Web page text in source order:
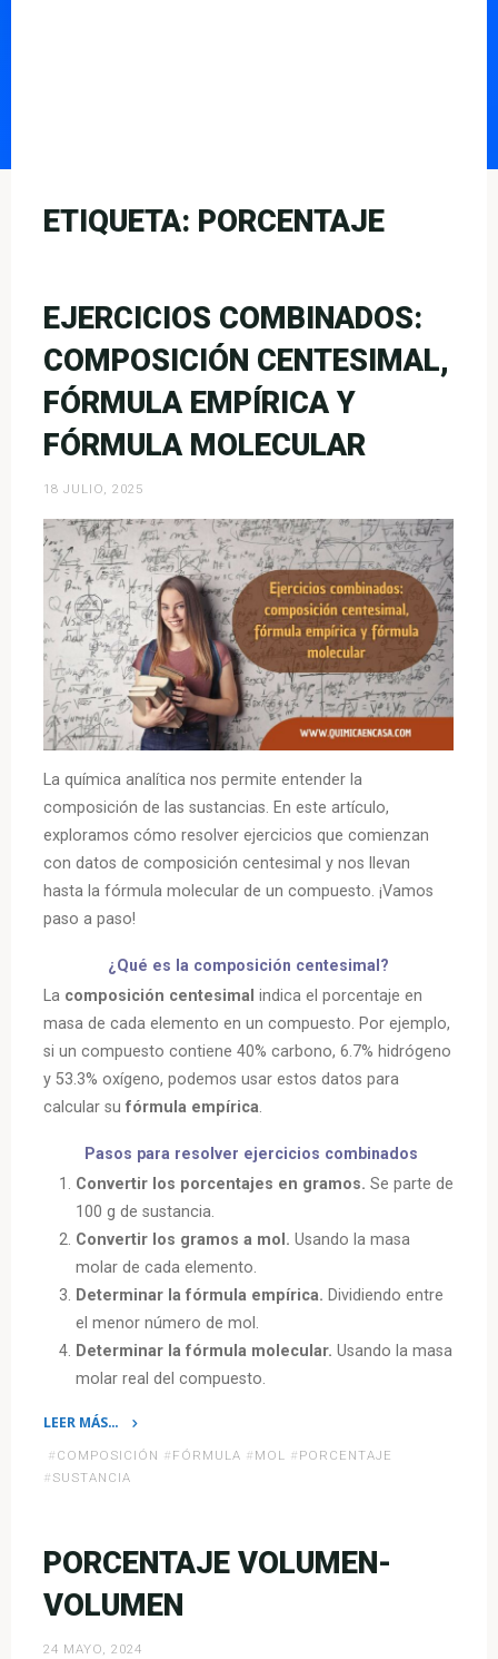
ETIQUETA: PORCENTAJE
EJERCICIOS COMBINADOS:
COMPOSICIÓN CENTESIMAL,
FÓRMULA EMPÍRICA Y
FÓRMULA MOLECULAR
18 JULIO, 2025
La química analítica nos permite entender la
composición de las sustancias. En este artículo,
exploramos cómo resolver ejercicios que comienzan
con datos de composición centesimal y nos llevan
hasta la fórmula molecular de un compuesto. ¡Vamos
paso a paso!
¿Qué es la composición centesimal?
La composición centesimal indica el porcentaje en
masa de cada elemento en un compuesto. Por ejemplo,
si un compuesto contiene 40% carbono, 6.7% hidrógeno
y 53.3% oxígeno, podemos usar estos datos para
calcular sufórmula empírica.
Pasos para resolver ejercicios combinados
Convertir los porcentajes en gramos. Se parte de
100 g de sustancia.
Convertir los gramos a mol. Usando la masa
molar de cada elemento.
Determinar la fórmula empírica. Dividiendo entre
el menor número de mol.
Determinar la fórmula molecular. Usando la masa
molar real del compuesto.
LEER MÁS…
«Ejercicios
combinados:
fórmula
y
# COMPOSICIÓN # FÓRMULA # MOL # PORCENTAJE
# SUSTANCIA
PORCENTAJE VOLUMEN-
VOLUMEN
24 MAYO, 2024